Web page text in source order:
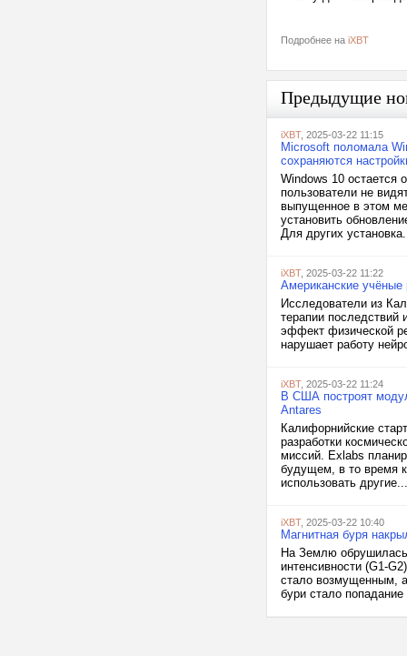
Подробнее на iXBT
Предыдущие
iXBT, 2025-03-22 11:15
Microsoft поломала
сохраняются
Windows 10 остается
пользователи не
выпущенное в этом
установить
Для других
iXBT, 2025-03-22 11:22
Американские учёные
Исследователи из
терапии последствий
эффект физической
нарушает работу
iXBT, 2025-03-22 11:24
В США построят
Antares
Калифорнийские
разработки
миссий. Exlabs
будущем, в то время
использовать другие...
iXBT, 2025-03-22 10:40
Магнитная буря
На Землю обрушилась
интенсивности (G1-
стало возмущенным,
бури стало